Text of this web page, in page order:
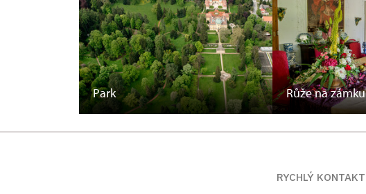
Park Růže na zámku
RYCHLÝ KONTAKT